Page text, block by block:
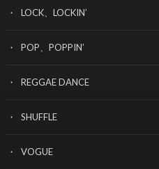
LOCK、LOCKIN’
POP、POPPIN’
REGGAE DANCE
SHUFFLE
VOGUE